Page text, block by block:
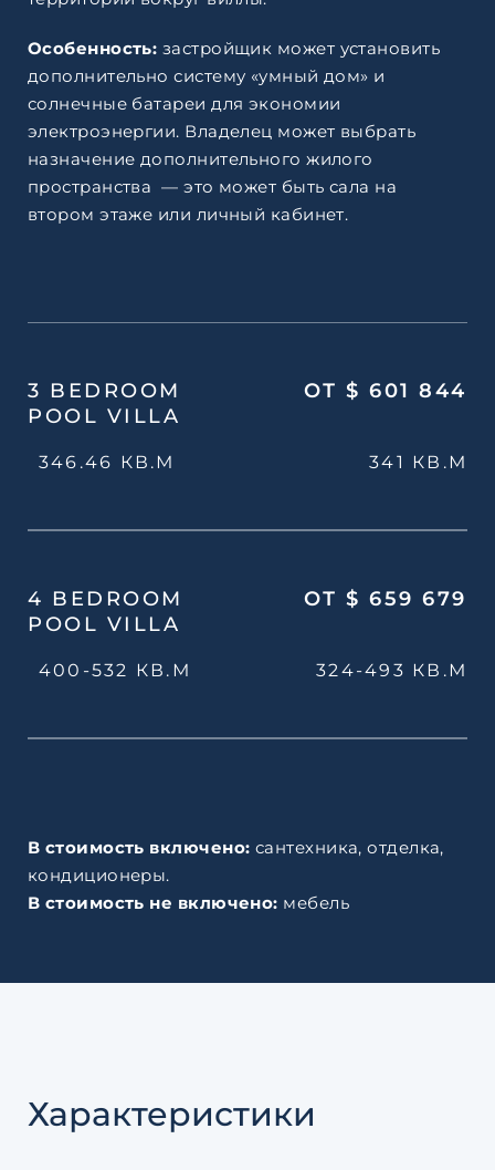
Особенность: застройщик может установить
дополнительно систему «умный дом» и
солнечные батареи для экономии
электроэнергии. Владелец может выбрать
назначение дополнительного жилого
пространства — это может быть сала на
втором этаже или личный кабинет.
3 BEDROOM
POOL VILLA
346.46 КВ.М 341 КВ.М
ОТ $ 601 844
4 BEDROOM
POOL VILLA
400-532 КВ.М 324-493 КВ.М
ОТ $ 659 679
В стоимость включено: сантехника, отделка,
кондиционеры.
В стоимость не включено: мебель
Характеристики